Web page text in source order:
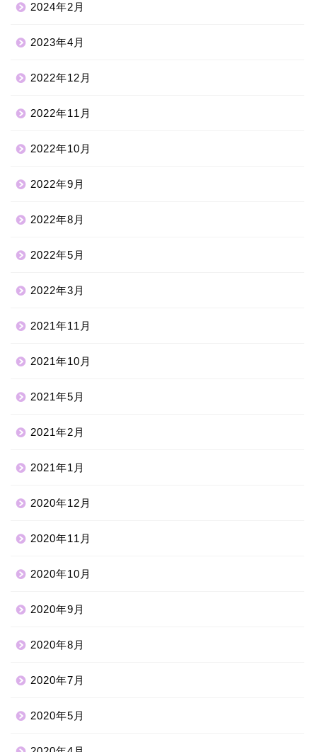
2024年2月
2023年4月
2022年12月
2022年11月
2022年10月
2022年9月
2022年8月
2022年5月
2022年3月
2021年11月
2021年10月
2021年5月
2021年2月
2021年1月
2020年12月
2020年11月
2020年10月
2020年9月
2020年8月
2020年7月
2020年5月